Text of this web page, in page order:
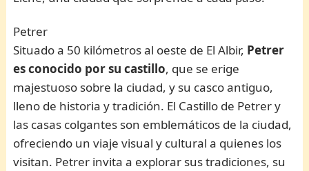
Petrer
Situado a 50 kilómetros al oeste de El Albir, Petrer
es conocido por su castillo, que se erige
majestuoso sobre la ciudad, y su casco antiguo,
lleno de historia y tradición. El Castillo de Petrer y
las casas colgantes son emblemáticos de la ciudad,
ofreciendo un viaje visual y cultural a quienes los
visitan. Petrer invita a explorar sus tradiciones, su